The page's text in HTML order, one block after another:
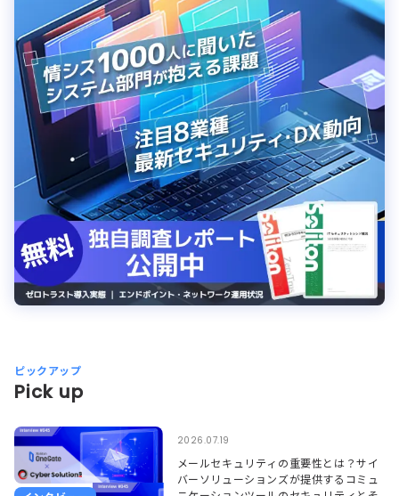
ピックアップ
Pick up
2026.07.19
メールセキュリティの重要性とは？サイ
バーソリューションズが提供するコミュ